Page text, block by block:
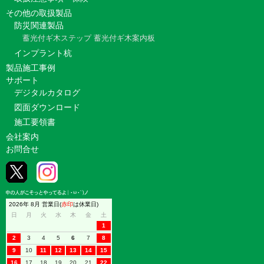
その他の取扱製品
防災関連製品
蓄光付ギ木ステップ 蓄光付ギ木案内板
インプラント杭
製品施工事例
サポート
デジタルカタログ
図面ダウンロード
施工要領書
会社案内
お問合せ
2026年 8月 営業日(赤印は休業日)
日
月 火 水 木 金
土
1
2
3 4 5 6 7
8
9
10 11 12 13 14
15
16
17 18 19 20 21 22